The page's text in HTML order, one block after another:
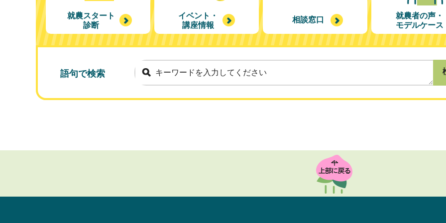
就農スタート
診断
イベント・
講座情報
相談窓口
就農者の声・
モデルケース
語句で検索
TOP